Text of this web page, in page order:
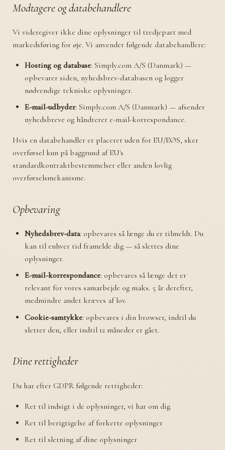
Modtagere og databehandlere
Vi videregiver ikke dine oplysninger til tredjepart med
markedsføring for øje. Vi anvender følgende databehandlere:
Hosting og database: Simply.com A/S (Danmark) —
opbevarer siden, nyhedsbrev-databasen og logger
nødvendige tekniske oplysninger.
E-mail-udbyder: Simply.com A/S (Danmark) — afsender
nyhedsbreve og håndterer e-mail-korrespondance.
Hvis en databehandler er placeret uden for EU/EØS, sker
overførsel kun på baggrund af EU's
standardkontraktbestemmelser eller anden lovlig
overførselsmekanisme.
Opbevaring
Nyhedsbrev-data: opbevares så længe du er tilmeldt. Du
kan til enhver tid framelde dig — så slettes dine
oplysninger.
E-mail-korrespondance: opbevares så længe det er
relevant for vores samarbejde og maks. 5 år derefter,
medmindre andet kræves af lov.
Cookie-samtykke: opbevares i din browser, indtil du
sletter den, eller indtil 12 måneder er gået.
Dine rettigheder
Du har efter GDPR følgende rettigheder:
Ret til indsigt i de oplysninger, vi har om dig
Ret til berigtigelse af forkerte oplysninger
Ret til sletning af dine oplysninger